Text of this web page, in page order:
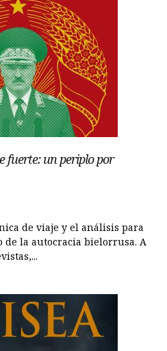
fuerte: un periplo por
de viaje y el análisis para
la autocracia bielorrusa. A